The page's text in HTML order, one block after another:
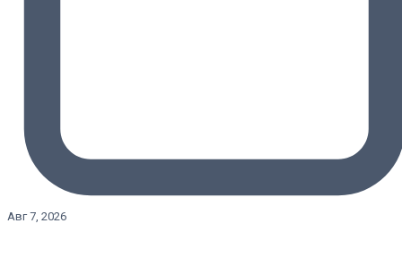
Авг 7, 2026